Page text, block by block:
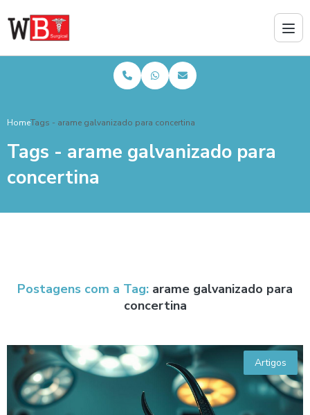
HomeTags - arame galvanizado para concertina
Tags - arame galvanizado para
concertina
Postagens com a Tag: arame galvanizado para
concertina
Artigos